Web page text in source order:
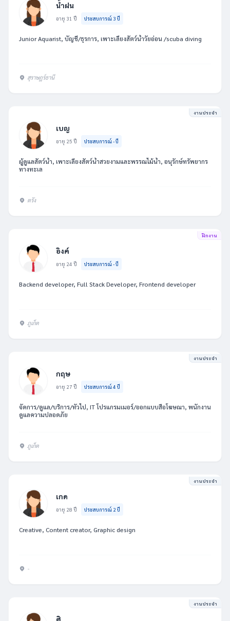
น้ำฝน
อายุ 31 ปี ประสบการณ์ 3 ปี
Junior Aquarist, บัญชี/ธุรการ, เพาะเลี้ยงสัตว์น้ำวัยอ่อน /scuba diving
สุราษฏร์ธานี
งานประจำ
เบญ
อายุ 25 ปี ประสบการณ์ - ปี
ผู้ดูแลสัตว์น้ำ, เพาะเลี้ยงสัตว์น้ำสวยงามและพรรณไม้น้ำ, อนุรักษ์ทรัพยากร
ทางทะเล
ตรัง
ฝึกงาน
อิงค์
อายุ 24 ปี ประสบการณ์ - ปี
Backend developer, Full Stack Developer, Frontend developer
ภูเก็ต
งานประจำ
กฤษ
อายุ 27 ปี ประสบการณ์ 4 ปี
จัดการ/ดูแล/บริการ/ทั่วไป, IT โปรแกรมเมอร์/ออกแบบสื่อโฆษณา, พนักงาน
ดูแลความปลอดภัย
ภูเก็ต
งานประจำ
เกด
อายุ 28 ปี ประสบการณ์ 2 ปี
Creative, Content creator, Graphic design
-
งานประจำ
ศิ